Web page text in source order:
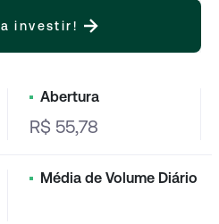
investir!
Abertura
R$ 55,78
Média de Volume Diário